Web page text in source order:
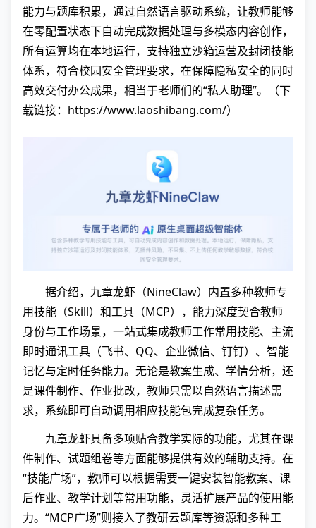
能力与题库积累，通过自然语言驱动系统，让教师能够
在零配置状态下自动完成数据处理与多模态内容创作，
所有运算均在本地运行，支持独立沙箱运营及封闭技能
体系，符合校园安全管理要求，在保障隐私安全的同时
高效交付办公成果，相当于老师们的“私人助理”。（下
载链接： https://www.laoshibang.com/）
据介绍，九章龙虾（NineClaw）内置多种教师专
用技能（Skill）和工具（MCP），能力深度契合教师
身份与工作场景，一站式集成教师工作常用技能、主流
即时通讯工具（飞书、QQ、企业微信、钉钉）、智能
记忆与定时任务能力。无论是教案生成、学情分析，还
是课件制作、作业批改，教师只需以自然语言描述需
求，系统即可自动调用相应技能包完成复杂任务。
九章龙虾具备多项贴合教学实际的功能，尤其在课
件制作、试题组卷等方面能够提供有效的辅助支持。在
“技能广场”，教师可以根据需要一键安装智能教案、课
后作业、教学计划等常用功能，灵活扩展产品的使用能
力。“MCP广场”则接入了教研云题库等资源和多种工